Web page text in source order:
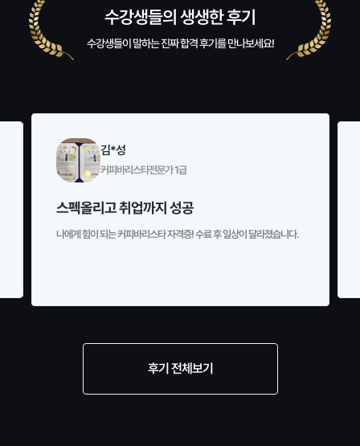
수강생들의 생생한 후기
수강생들이 말하는 진짜 합격 후기를 만나보세요!
최*미
생활지원사 1급
저도 할 수 있어요!!
아이만 키워온 저도 큰 어려움없이 자격증을 딸 수 있다는거에 놀랐어
후기 전체보기